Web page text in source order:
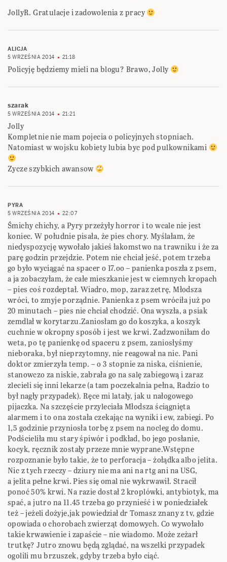
JollyR. Gratulacje i zadowolenia z pracy
ALICJA
5 WRZEŚNIA 2014
21:18
Policyję będziemy mieli na blogu? Brawo, Jolly
szarak
5 WRZEŚNIA 2014 21:21
Jolly
Kompletnie nie mam pojecia o policyjnych stopniach.
Natomiast w wojsku kobiety lubia byc pod pulkownikami
Zycze szybkich awansow
PYRA
5 WRZEŚNIA 2014
22:07
Śmichy chichy, a Pyry przeżyły horror i to wcale nie jest
koniec. W południe pisała, że pies chory. Myślałam, że
niedyspozycję wywołało jakieś łakomstwo na trawniku i że za
parę godzin przejdzie. Potem nie chciał jeść, potem trzeba
go było wyciągać na spacer o 17.oo – panienka poszła z psem,
a ja zobaczyłam, że całe mieszkanie jest w ciemnych kropach
– pies coś rozdeptał. Wiadro, mop, zaraz zetrę, Młodsza
wróci, to zmyje porządnie. Panienka z psem wróciła już po
20 minutach – pies nie chciał chodzić. Ona wyszła, a psiak
zemdlał w korytarzu.Zaniosłam go do koszyka, a koszyk
cuchnie w okropny sposób i jest we krwi. Zadzwoniłam do
weta, po tę panienkę od spaceru z psem, zaniosłyśmy
nieboraka, był nieprzytomny, nie reagował na nic. Pani
doktor zmierzyła temp. – o 3 stopnie za niska, ciśnienie,
stanowczo za niskie, zabrała go na salę zabiegową i zaraz
zlecieli się inni lekarze (a tam poczekalnia pełna, Radzio to
był nagły przypadek). Ręce mi latały, jak u nałogowego
pijaczka. Na szczęście przyleciała Młodsza ściągnięta
alarmem i to ona została czekając na wyniki i ew, zabiegi. Po
1,5 godzinie przyniosła torbę z psem na nocleg do domu.
Podścieliła mu stary śpiwór i podkład, bo jego posłanie,
kocyk, ręcznik zostały przeze mnie wyprane.Wstępne
rozpoznanie było takie, że to perforacja – żołądka albo jelita.
Nic z tych rzeczy – dziury nie ma ani na rtg ani na USG,
a jelita pełne krwi. Pies się omal nie wykrwawił. Stracił
ponoć 50% krwi. Na razie dostał 2 kroplówki, antybiotyk, ma
spać, a jutro na 11.45 trzeba go przynieść i w poniedziałek
też – jeżeli dożyje,jak powiedział dr Tomasz znany z tv, gdzie
opowiada o chorobach zwierząt domowych. Co wywołało
takie krwawienie i zapaście – nie wiadomo. Może zeżarł
trutkę? Jutro znowu będą zglądać, na wszelki przypadek
ogolili mu brzuszek, gdyby trzeba było ciąć.